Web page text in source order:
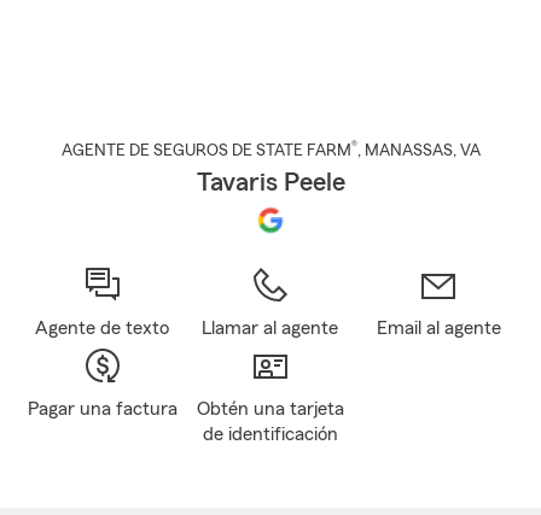
AGENTE DE SEGUROS DE STATE FARM®, MANASSAS, VA
Tavaris Peele
Agente de texto Llamar al agente Email al agente
Pagar una factura
Obtén una tarjeta
de identificación